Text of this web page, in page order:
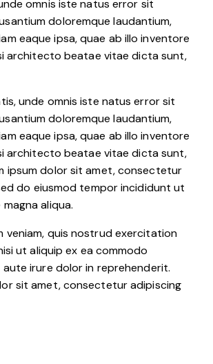
omnis iste natus error sit
doloremque laudantium,
eaque ipsa, quae ab illo inventore
architecto beatae vitae dicta sunt,
unde omnis iste natus error sit
doloremque laudantium,
eaque ipsa, quae ab illo inventore
architecto beatae vitae dicta sunt,
ipsum dolor sit amet, consectetur
do eiusmod tempor incididunt ut
aliqua.
veniam, quis nostrud exercitation
ut aliquip ex ea commodo
irure dolor in reprehenderit.
sit amet, consectetur adipiscing